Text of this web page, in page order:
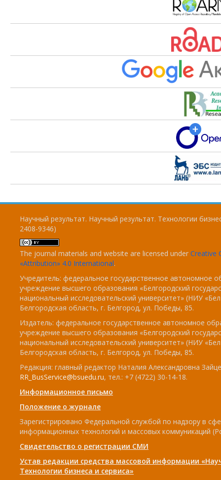
Научный результат. Научный результат. Технологии
2408-9346)
The journal materials and website are licensed under Creative
«Attribution» 4.0 International.
Учредитель: федеральное государственное автономное
учреждение высшего образования «Белгородский
национальный исследовательский университет» (НИУ
Белгородская область, г. Белгород, ул. Победы, 85.
Издатель: федеральное государственное автономное
учреждение высшего образования «Белгородский
национальный исследовательский университет» (НИУ
Белгородская область, г. Белгород, ул. Победы, 85.
Редакция: главный редактор Наталия Александровна
RR_BusService@bsuedu.ru, тел.: +7 (4722) 30-14-18.
Информационное письмо
Положение о журнале
Зарегистрировано Федеральной службой по надзору в
информационных технологий и массовых коммуникаций
Свидетельство о регистрации СМИ
Устав редакции средства массовой информации
Технологии бизнеса и сервиса»